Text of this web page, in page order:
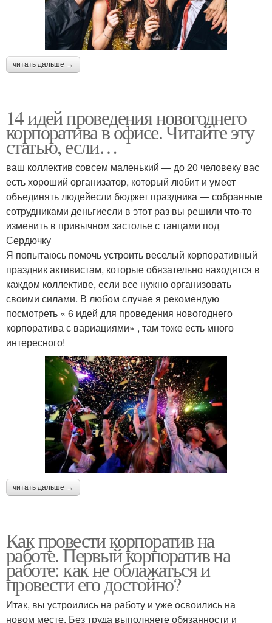
читать дальше →
14 идей проведения новогоднего
корпоратива в офисе. Читайте эту
статью, если…
ваш коллектив совсем маленький — до 20 человеку вас
есть хороший организатор, который любит и умеет
объединять людейесли бюджет праздника — собранные
сотрудниками деньгиесли в этот раз вы решили что-то
изменить в привычном застолье с танцами под
Сердючку
Я попытаюсь помочь устроить веселый корпоративный
праздник активистам, которые обязательно находятся в
каждом коллективе, если все нужно организовать
своими силами. В любом случае я рекомендую
посмотреть « 6 идей для проведения новогоднего
корпоратива с вариациями» , там тоже есть много
интересного!
читать дальше →
Как провести корпоратив на
работе. Первый корпоратив на
работе: как не облажаться и
провести его достойно?
Итак, вы устроились на работу и уже освоились на
новом месте. Без труда выполняете обязанности и